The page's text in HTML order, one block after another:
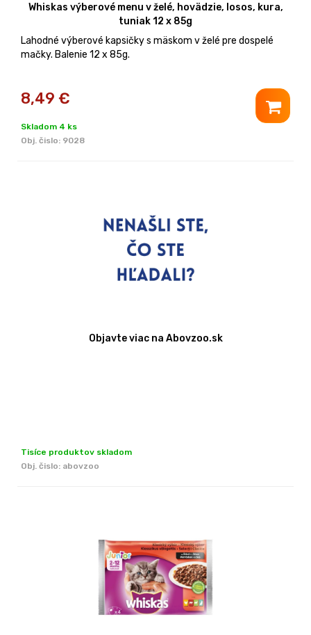
Whiskas výberové menu v želé, hovädzie, losos, kura,
tuniak 12 x 85g
Lahodné výberové kapsičky s mäskom v želé pre dospelé
mačky. Balenie 12 x 85g.
8,49 €
Skladom 4 ks
Obj. čislo: 9028
Objavte viac na Abovzoo.sk
Tisíce produktov skladom
Obj. čislo: abovzoo